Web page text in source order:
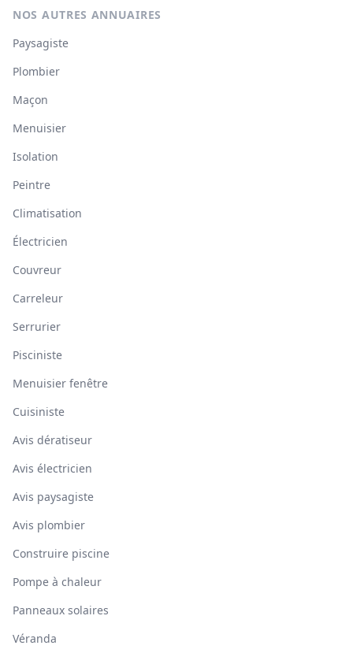
NOS AUTRES ANNUAIRES
Paysagiste
Plombier
Maçon
Menuisier
Isolation
Peintre
Climatisation
Électricien
Couvreur
Carreleur
Serrurier
Pisciniste
Menuisier fenêtre
Cuisiniste
Avis dératiseur
Avis électricien
Avis paysagiste
Avis plombier
Construire piscine
Pompe à chaleur
Panneaux solaires
Véranda